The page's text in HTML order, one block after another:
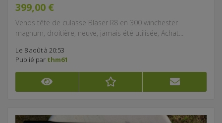
399,00 €
Vends tête de culasse Blaser R8 en 300 winchester
magnum, droitière, neuve, jamais été utilisée, Achat...
Le 8 août à 20:53
Publié par thm61